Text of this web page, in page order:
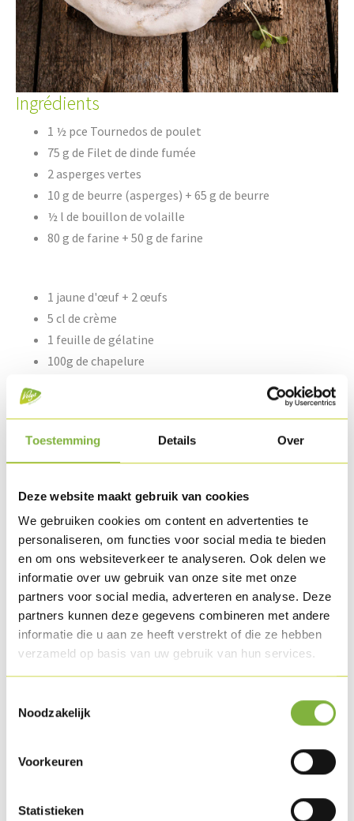
Toestemming Details Over
Deze website maakt gebruik van cookies
We gebruiken cookies om content en advertenties te
personaliseren, om functies voor social media te bieden
en om ons websiteverkeer te analyseren. Ook delen we
informatie over uw gebruik van onze site met onze
partners voor social media, adverteren en analyse. Deze
partners kunnen deze gegevens combineren met andere
informatie die u aan ze heeft verstrekt of die ze hebben
verzameld op basis van uw gebruik van hun services.
Noodzakelijk
Voorkeuren
Statistieken
Ingrédients
1 ½ pce Tournedos de poulet
75 g de Filet de dinde fumée
2 asperges vertes
10 g de beurre (asperges) + 65 g de beurre
½ l de bouillon de volaille
80 g de farine + 50 g de farine
1 jaune d'œuf + 2 œufs
5 cl de crème
1 feuille de gélatine
100g de chapelure
Méthode de préparation
fumée.
Découpez les asperges vertes en fines lamelles et faites-les
revenir brièvement dans un peu de beurre, assaisonnez.
Faites fondre le beurre (10 g), ajoutez de la farine (80 g) et
laissez sécher. Ajoutez tout en fouettant ½ l de bouillon de
volaille.
Mettez-y les morceaux de Tournedos de poulet, le Filet de
dinde fumée et les asperges vertes.
Incorporez un jaune d'œuf et la crème. Ajoutez au mélange
Transférez sur un plat et laissez durcir au réfrigérateur